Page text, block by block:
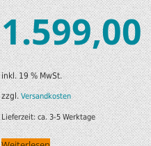
1.599,00
inkl. 19 % MwSt.
zzgl.Versandkosten
Lieferzeit:ca. 3-5 Werktage